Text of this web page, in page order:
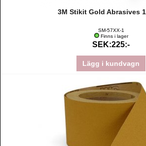
3M Stikit Gold Abrasives
SM-57XX-1
Finns i lager
SEK:225:-
Lägg i kundvagn